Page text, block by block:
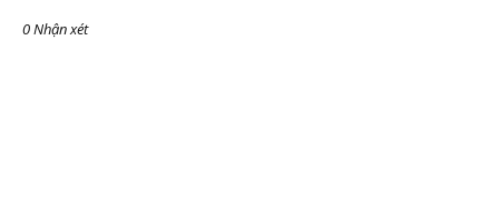
0 Nhận xét